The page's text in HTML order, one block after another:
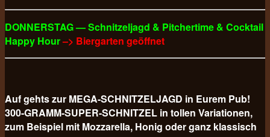
DONNERSTAG — Schnitzeljagd & Pitchertime & Cocktail
Happy Hour–> Biergarten geöffnet
Auf gehts zur MEGA-SCHNITZELJAGD in Eurem Pub!
300-GRAMM-SUPER-SCHNITZEL in tollen Variationen,
zum Beispiel mit Mozzarella, Honig oder ganz klassisch